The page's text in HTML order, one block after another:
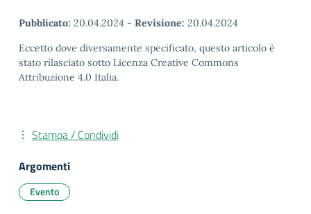
Pubblicato: 20.04.2024 - Revisione: 20.04.2024
Eccetto dove diversamente specificato, questo articolo è
stato rilasciato sotto Licenza Creative Commons
Attribuzione 4.0 Italia.
Stampa / Condividi
Argomenti
Evento